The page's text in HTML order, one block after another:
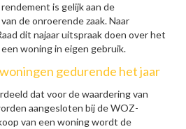
is gelijk aan de
de onroerende zaak. Naar
dit najaar uitspraak doen over het
woning in eigen gebruik.
gedurende het jaar
dat voor de waardering van
aangesloten bij de WOZ-
van een woning wordt de